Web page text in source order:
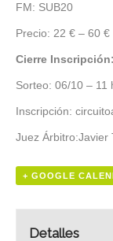
FM: SUB20
Precio: 22 € – 60 €
Cierre
Sorteo: 06/10 – 11
Inscripción:
Juez Árbitro:Javier
+ GOOGLE
Detalles